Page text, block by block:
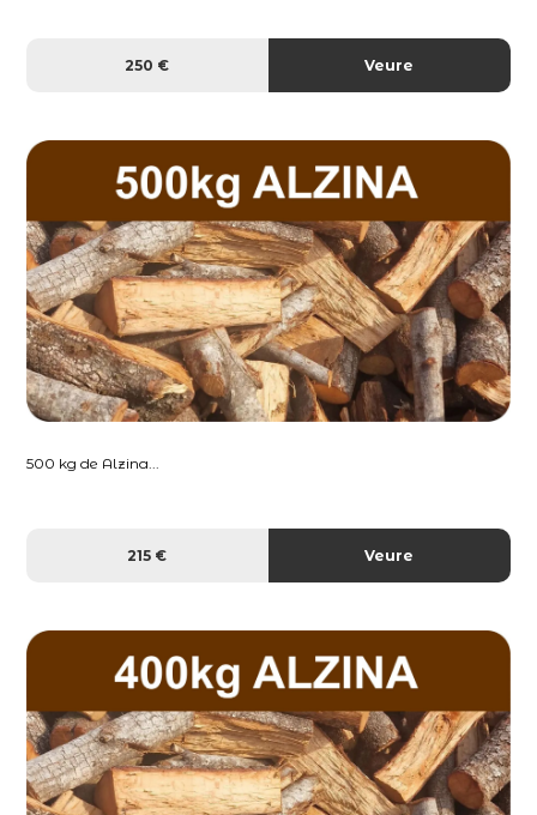
250 € Veure
500 kg de Alzina...
215 € Veure